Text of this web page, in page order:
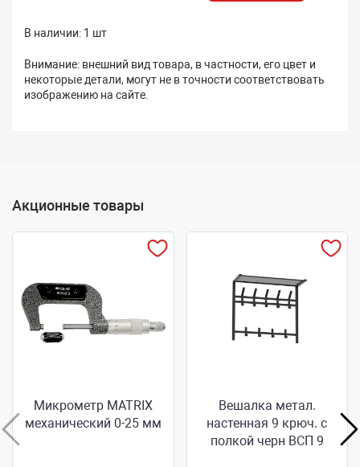
В наличии: 1 шт
Внимание: внешний вид товара, в частности, его цвет и
некоторые детали, могут не в точности соответствовать
изображению на сайте.
Акционные товары
Микрометр MATRIX
механический 0-25 мм
Вешалка метал.
настенная 9 крюч. с
полкой черн ВСП 9